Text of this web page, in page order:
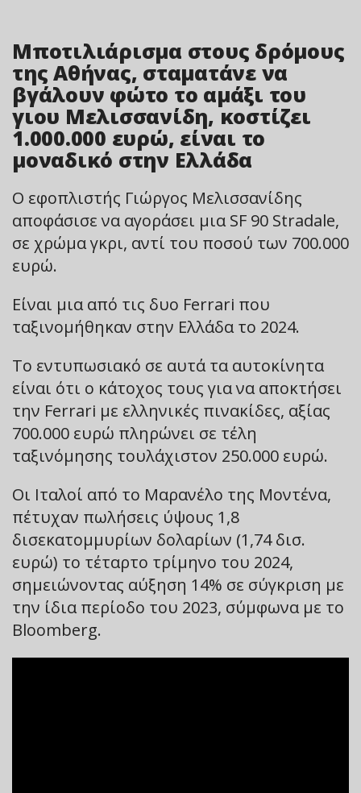
Μποτιλιάρισμα στους δρόμους
της Αθήνας, σταματάνε να
βγάλουν φώτο το αμάξι του
γιου Μελισσανίδη, κοστίζει
1.000.000 ευρώ, είναι το
μοναδικό στην Ελλάδα
Ο εφοπλιστής Γιώργος Μελισσανίδης
αποφάσισε να αγοράσει μια SF 90 Stradale,
σε χρώμα γκρι, αντί του ποσού των 700.000
ευρώ.
Είναι μια από τις δυο Ferrari που
ταξινομήθηκαν στην Ελλάδα το 2024.
Το εντυπωσιακό σε αυτά τα αυτοκίνητα
είναι ότι ο κάτοχος τους για να αποκτήσει
την Ferrari με ελληνικές πινακίδες, αξίας
700.000 ευρώ πληρώνει σε τέλη
ταξινόμησης τουλάχιστον 250.000 ευρώ.
Οι Ιταλοί από το Μαρανέλο της Μοντένα,
πέτυχαν πωλήσεις ύψους 1,8
δισεκατομμυρίων δολαρίων (1,74 δισ.
ευρώ) το τέταρτο τρίμηνο του 2024,
σημειώνοντας αύξηση 14% σε σύγκριση με
την ίδια περίοδο του 2023, σύμφωνα με το
Bloomberg.